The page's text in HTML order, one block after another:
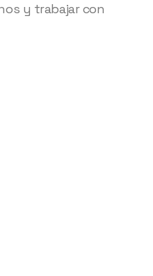
y trabajar con